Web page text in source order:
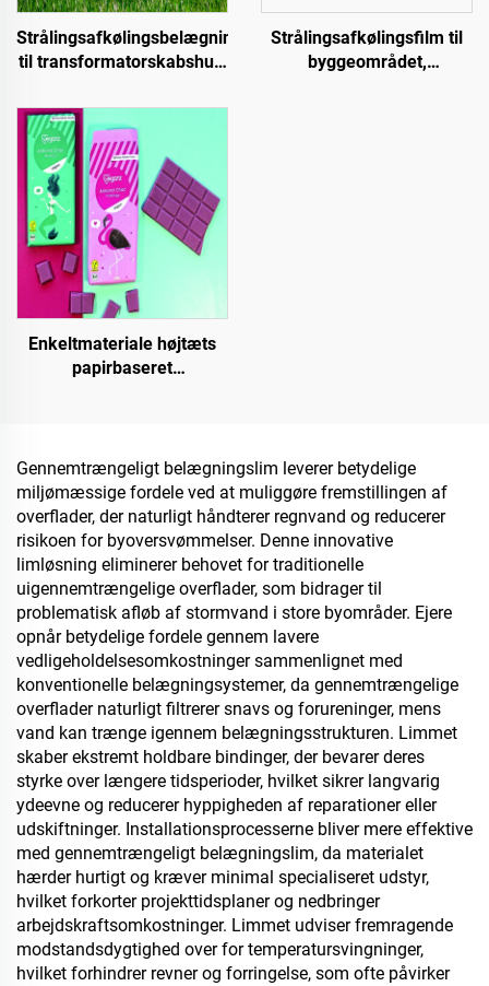
Strålingsafkølingsbelægninger
til transformatorskabshus,
fabriksbygninger,
kornlagerbeholdere,
oliebeholdere
Strålingsafkølingsfilm til
byggeområdet,
Enkeltmateriale højtæts
papirbaseret
nødder, chokolade,
bagværk og krydderier
Gennemtrængeligt belægningslim leverer betydelige
miljømæssige fordele ved at muliggøre fremstillingen af
overflader, der naturligt håndterer regnvand og reducerer
risikoen for byoversvømmelser. Denne innovative
limløsning eliminerer behovet for traditionelle
uigennemtrængelige overflader, som bidrager til
problematisk afløb af stormvand i store byområder. Ejere
opnår betydelige fordele gennem lavere
vedligeholdelsesomkostninger sammenlignet med
konventionelle belægningsystemer, da gennemtrængelige
overflader naturligt filtrerer snavs og forureninger, mens
vand kan trænge igennem belægningsstrukturen. Limmet
skaber ekstremt holdbare bindinger, der bevarer deres
styrke over længere tidsperioder, hvilket sikrer langvarig
ydeevne og reducerer hyppigheden af reparationer eller
udskiftninger. Installationsprocesserne bliver mere effektive
med gennemtrængeligt belægningslim, da materialet
hærder hurtigt og kræver minimal specialiseret udstyr,
hvilket forkorter projekttidsplaner og nedbringer
arbejdskraftsomkostninger. Limmet udviser fremragende
modstandsdygtighed over for temperatursvingninger,
hvilket forhindrer revner og forringelse, som ofte påvirker